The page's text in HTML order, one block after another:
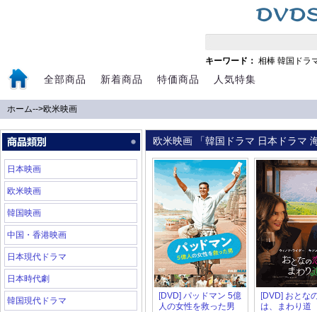
キーワード： 相棒 韓国ドラ
全部商品 新着商品 特価商品 人気特集
ホーム-->欧米映画
日本映画
欧米映画
韓国映画
中国・香港映画
日本現代ドラマ
日本時代劇
韓国現代ドラマ
欧米映画 「韓国ドラマ 日本ドラマ
[DVD] パッドマン 5億
人の女性を救った男
[DVD] おとな
は、まわり道